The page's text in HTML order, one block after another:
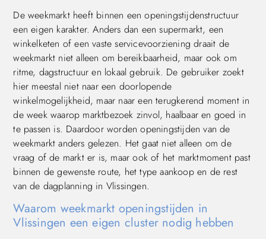
De weekmarkt heeft binnen een openingstijdenstructuur
een eigen karakter. Anders dan een supermarkt, een
winkelketen of een vaste servicevoorziening draait de
weekmarkt niet alleen om bereikbaarheid, maar ook om
ritme, dagstructuur en lokaal gebruik. De gebruiker zoekt
hier meestal niet naar een doorlopende
winkelmogelijkheid, maar naar een terugkerend moment in
de week waarop marktbezoek zinvol, haalbaar en goed in
te passen is. Daardoor worden openingstijden van de
weekmarkt anders gelezen. Het gaat niet alleen om de
vraag of de markt er is, maar ook of het marktmoment past
binnen de gewenste route, het type aankoop en de rest
van de dagplanning in Vlissingen.
Waarom weekmarkt openingstijden in
Vlissingen een eigen cluster nodig hebben